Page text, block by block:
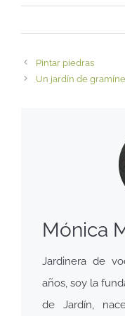
Pintar piedras
Un jardín de
Mónica
Jardinera de
años, soy la
de Jardín,